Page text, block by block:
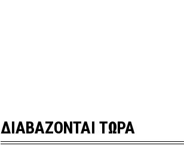
ΔΙΑΒΑΖΟΝΤΑΙ ΤΩΡΑ